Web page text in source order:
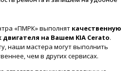
«ПМРК» выполнят качественную
на Вашем KIA Cerato.
наши мастера могут выполнить
чем в других сервисах.